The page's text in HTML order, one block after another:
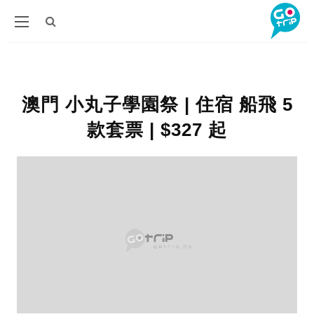
澳門 小丸子學園祭 | 住宿 船飛 5
款套票 | $327 起